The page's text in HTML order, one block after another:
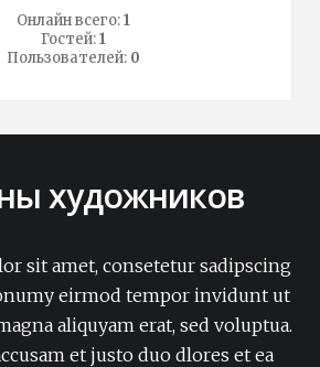
Онлайн всего:1
Гостей:1
Пользователей: 0
художников
sit amet, consetetur sadipscing
eirmod tempor invidunt ut
aliquyam erat, sed voluptua.
et justo duo dlores et ea